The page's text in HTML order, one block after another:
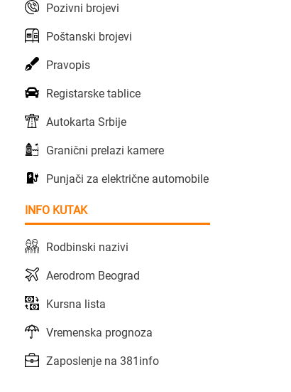
Pozivni brojevi
Poštanski brojevi
Pravopis
Registarske tablice
Autokarta Srbije
Granični prelazi kamere
Punjači za električne automobile
INFO KUTAK
Rodbinski nazivi
Aerodrom Beograd
Kursna lista
Vremenska prognoza
Zaposlenje na 381info